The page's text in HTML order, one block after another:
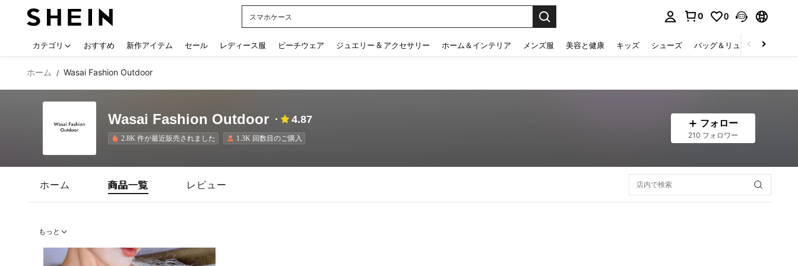
スマホケース
0 0
カテゴリ おすすめ 新作アイテム セール レディース服 ビーチウェア ジュエリー & アクセサリー ホーム＆インテリア メンズ服 美容と健康 キッズ シューズ バッグ＆リュック
ホーム / Wasai Fashion Outdoor
Wasai Fashion Outdoor 4.87
2.8K 件が最近販売されました 1.3K 回数目のご購入
フォロー
210 フォロワー
ホーム 商品一覧 レビュー
もっと